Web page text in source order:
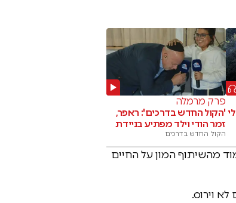
פרק מרמלה
'הקול החדש בדרכים': ראפר,
זמר הודי וילד מפתיע בניידת
הקול החדש בדרכים
מהשיתוף המון על החיים
וירוס.